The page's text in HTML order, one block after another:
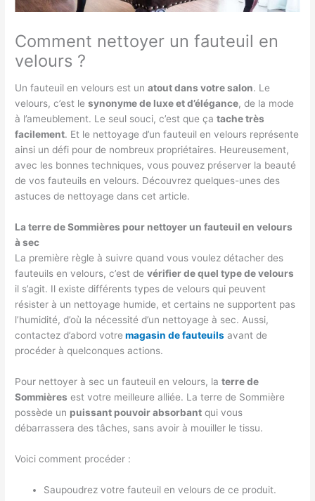
Comment nettoyer un fauteuil en
velours ?
Un fauteuil en velours est unatout dans votre salon. Le
velours, c’est lesynonyme de luxe et d’élégance, de la mode
à l’ameublement. Le seul souci, c’est que çatache très
facilement. Et le nettoyage d’un fauteuil en velours représente
ainsi un défi pour de nombreux propriétaires. Heureusement,
avec les bonnes techniques, vous pouvez préserver la beauté
de vos fauteuils en velours. Découvrez quelques-unes des
astuces de nettoyage dans cet article.
La terre de Sommières pour nettoyer un fauteuil en velours
à sec
La première règle à suivre quand vous voulez détacher des
fauteuils en velours, c’est devérifier de quel type de velours
il s’agit. Il existe différents types de velours qui peuvent
résister à un nettoyage humide, et certains ne supportent pas
l’humidité, d’où la nécessité d’un nettoyage à sec. Aussi,
contactez d’abord votre magasin de fauteuils avant de
procéder à quelconques actions.
Pour nettoyer à sec un fauteuil en velours, laterre de
Sommières est votre meilleure alliée. La terre de Sommière
possède un puissant pouvoir absorbant qui vous
débarrassera des tâches, sans avoir à mouiller le tissu.
Voici comment procéder :
Saupoudrez votre fauteuil en velours de ce produit.